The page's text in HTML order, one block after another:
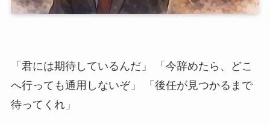
「君には期待しているんだ」 「今辞めたら、どこ
へ行っても通用しないぞ」 「後任が見つかるまで
待ってくれ」